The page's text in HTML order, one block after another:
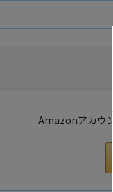
Amazonアカウ